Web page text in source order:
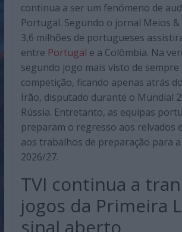
continua a ser um fenómeno de
Portugal. Segundo o jornal Meios &
3,6 milhões de portugueses
entre Portugal e a Colômbia. Na
segundo jogo mais visto de sempre
competição, ficando apenas atrás
Irão, disputado durante o Mundial
Rússia. Entretanto, as equipas
preparam o regresso aos relvados
aos trabalhos de preparação para
2026/27.
TVI continua a
jogos da Primeira
sinal aberto